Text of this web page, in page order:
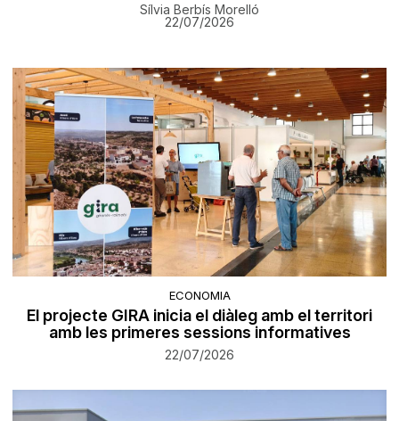
Sílvia Berbís Morelló
22/07/2026
ECONOMIA
El projecte GIRA inicia el diàleg amb el territori
amb les primeres sessions informatives
22/07/2026